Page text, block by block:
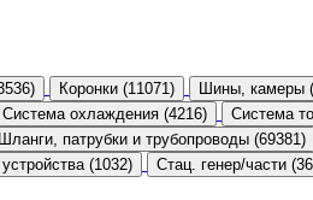
Коронки (11071) Шины, камеры
Система охлаждения (4216) Система
Шланги, патрубки и трубопроводы (69381)
(1032)
Стац. генер/части